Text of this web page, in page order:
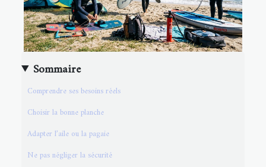
Sommaire
Comprendre ses besoins réels
Choisir la bonne planche
Adapter l’aile ou la pagaie
Ne pas négliger la sécurité